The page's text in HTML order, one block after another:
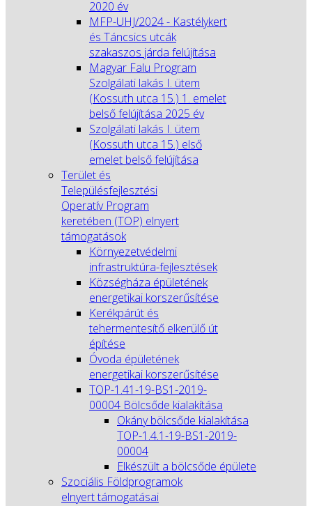
2020 év
MFP-UHJ/2024 - Kastélykert
és Táncsics utcák
szakaszos járda felújítása
Magyar Falu Program
Szolgálati lakás I. ütem
(Kossuth utca 15.) 1. emelet
belső felújítása 2025 év
Szolgálati lakás I. ütem
(Kossuth utca 15.) első
emelet belső felújítása
Terület és
Településfejlesztési
Operatív Program
keretében (TOP) elnyert
támogatások
Környezetvédelmi
infrastruktúra-fejlesztések
Községháza épületének
energetikai korszerűsítése
Kerékpárút és
tehermentesítő elkerülő út
építése
Óvoda épületének
energetikai korszerűsítése
TOP-1.41-19-BS1-2019-
00004 Bölcsőde kialakítása
Okány bölcsőde kialakítása
TOP-1.4.1-19-BS1-2019-
00004
Elkészült a bölcsőde épülete
Szociális Földprogramok
elnyert támogatásai